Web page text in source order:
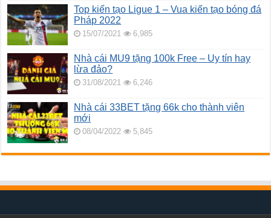
Top kiến tạo Ligue 1 – Vua kiến tạo bóng đá
Pháp 2022
15/07/2021 6,985
Nhà cái MU9 tặng 100k Free – Uy tín hay
lừa đảo?
31/08/2021 6,246
Nhà cái 33BET tặng 66k cho thành viên
mới
08/04/2022 5,845